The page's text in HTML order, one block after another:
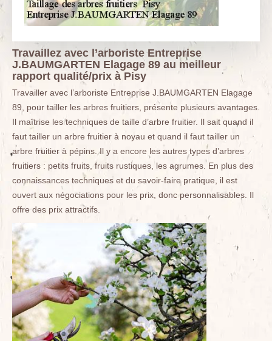
Travaillez avec l’arboriste Entreprise
J.BAUMGARTEN Elagage 89 au meilleur
rapport qualité/prix à Pisy
Travailler avec l’arboriste Entreprise J.BAUMGARTEN Elagage
89, pour tailler les arbres fruitiers, présente plusieurs avantages.
Il maîtrise les techniques de taille d’arbre fruitier. Il sait quand il
faut tailler un arbre fruitier à noyau et quand il faut tailler un
arbre fruitier à pépins. Il y a encore les autres types d’arbres
fruitiers : petits fruits, fruits rustiques, les agrumes. En plus des
connaissances techniques et du savoir-faire pratique, il est
ouvert aux négociations pour les prix, donc personnalisables. Il
offre des prix attractifs.